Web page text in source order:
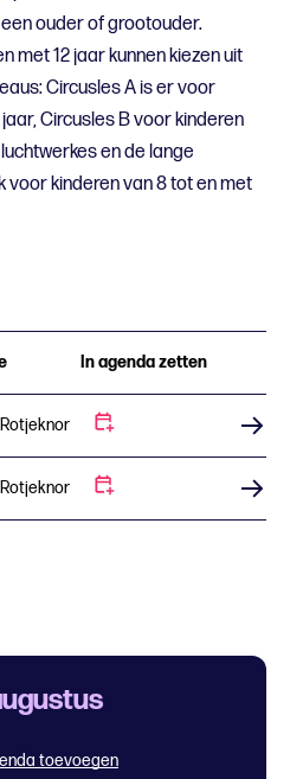
ouder of grootouder.
met 12 jaar kunnen kiezen uit
Circusles A is er voor
Circusles B voor kinderen
en de lange
voor kinderen van 8 tot en met
In agenda zetten
toevoegen